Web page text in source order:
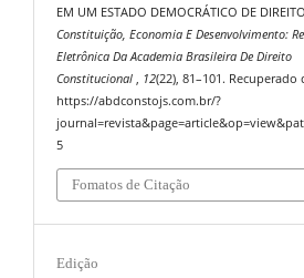
EM UM ESTADO DEMOCRÁTICO DE
Constituição, Economia E Desenvolvimento:
Eletrônica Da Academia Brasileira De Direito
Constitucional, 12(22), 81–101. Recuperado
https://abdconstojs.com.br/?
5
Fomatos de Citação
Edição